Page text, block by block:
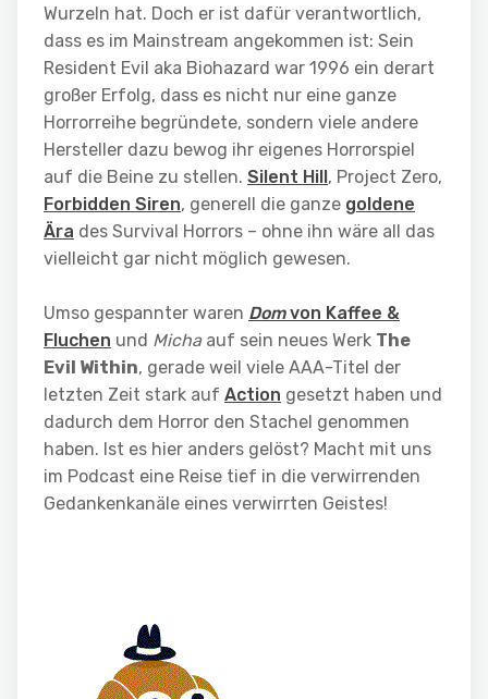
Wurzeln hat. Doch er ist dafür verantwortlich,
dass es im Mainstream angekommen ist: Sein
Resident Evil aka Biohazard war 1996 ein derart
großer Erfolg, dass es nicht nur eine ganze
Horrorreihe begründete, sondern viele andere
Hersteller dazu bewog ihr eigenes Horrorspiel
auf die Beine zu stellen. Silent Hill , Project Zero,
Forbidden Siren, generell die ganze goldene
Ära des Survival Horrors – ohne ihn wäre all das
vielleicht gar nicht möglich gewesen.
Umso gespannter waren Domvon Kaffee &
Fluchen und Michaauf sein neues Werk The
Evil Within, gerade weil viele AAA-Titel der
letzten Zeit stark auf Action gesetzt haben und
dadurch dem Horror den Stachel genommen
haben. Ist es hier anders gelöst? Macht mit uns
im Podcast eine Reise tief in die verwirrenden
Gedankenkanäle eines verwirrten Geistes!